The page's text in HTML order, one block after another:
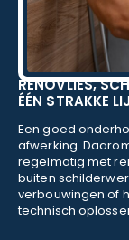
RENOVLIES,
ÉÉN STRAKKE
Een goed
afwerking.
regelmatig met
buiten
verbouwingen of
technisch